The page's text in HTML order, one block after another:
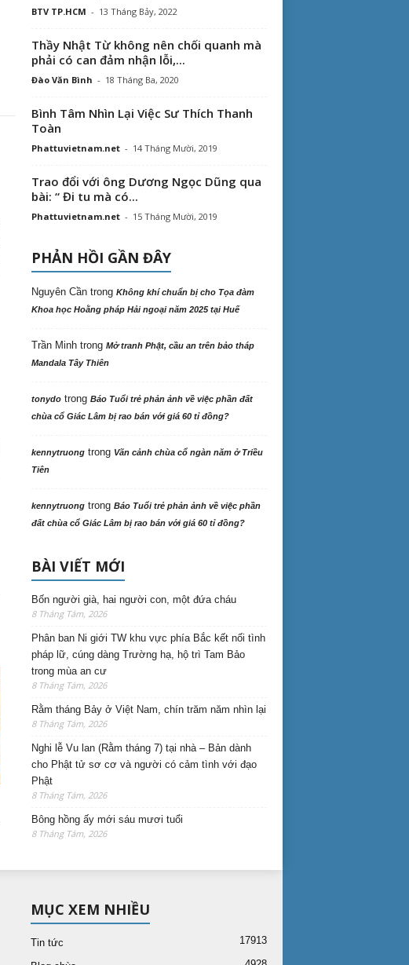
BTV TP.HCM - 13 Tháng Bảy, 2022
Thầy Nhật Từ không nên chối quanh mà
phải có can đảm nhận lỗi,...
Đào Văn Bình - 18 Tháng Ba, 2020
Bình Tâm Nhìn Lại Việc Sư Thích Thanh
Toàn
Phattuvietnam.net - 14 Tháng Mười, 2019
Trao đổi với ông Dương Ngọc Dũng qua
bài: “ Đi tu mà có...
Phattuvietnam.net - 15 Tháng Mười, 2019
PHẢN HỒI GẦN ĐÂY
Nguyên Cầntrong Không khí chuẩn bị cho Tọa đàm
Khoa học Hoằng pháp Hải ngoại năm 2025 tại Huế
Trần Minhtrong Mở tranh Phật, cầu an trên bảo tháp
Mandala Tây Thiên
tonydotrong Báo Tuổi trẻ phản ảnh về việc phần đất
chùa cổ Giác Lâm bị rao bán với giá 60 tỉ đồng?
kennytruongtrong Vãn cảnh chùa cổ ngàn năm ở Triều
Tiên
kennytruongtrong Báo Tuổi trẻ phản ảnh về việc phần
đất chùa cổ Giác Lâm bị rao bán với giá 60 tỉ đồng?
BÀI VIẾT MỚI
Bốn người già, hai người con, một đứa cháu
8 Tháng Tám, 2026
Phân ban Ni giới TW khu vực phía Bắc kết nối tình
pháp lữ, cúng dàng Trường hạ, hộ trì Tam Bảo
trong mùa an cư
8 Tháng Tám, 2026
Rằm tháng Bảy ở Việt Nam, chín trăm năm nhìn lại
8 Tháng Tám, 2026
Nghi lễ Vu lan (Rằm tháng 7) tại nhà – Bản dành
cho Phật tử sơ cơ và người có cảm tình với đạo
Phật
8 Tháng Tám, 2026
Bông hồng ấy mới sáu mươi tuổi
8 Tháng Tám, 2026
MỤC XEM NHIỀU
Tin tức 17913